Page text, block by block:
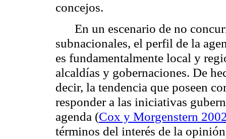
concejos.
En un escenario de no
subnacionales, el perfil de la
es fundamentalmente local y
alcaldías y gobernaciones. De
decir, la tendencia que poseen
responder a las iniciativas
agenda (Cox y Morgenstern
términos del interés de la